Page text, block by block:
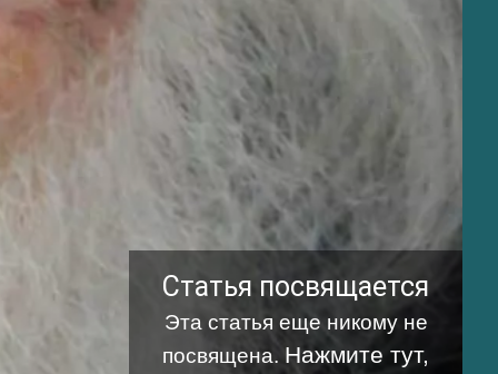
Статья посвящается
Эта статья еще никому не
посвящена. Нажмите тут,